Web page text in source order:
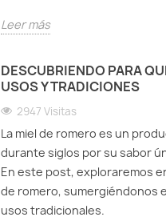
Leer más
DESCUBRIENDO PARA
USOS Y TRADICIONES
2947 Visitas
La miel de romero es un
durante siglos por su sabor
En este post, exploraremos
de romero, sumergiéndonos
usos tradicionales.